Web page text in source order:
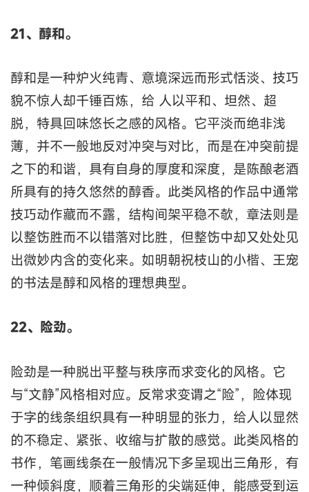
21、醇和。
醇和是一种炉火纯青、意境深远而形式恬淡、技巧
貌不惊人却千锤百炼，给 人以平和、坦然、超
脱，特具回味悠长之感的风格。它平淡而绝非浅
薄，并不一般地反对冲突与对比，而是在冲突前提
之下的和谐，具有自身的厚度和深度，是陈酿老酒
所具有的持久悠然的醇香。此类风格的作品中通常
技巧动作藏而不露，结构间架平稳不欹，章法则是
以整饬胜而不以错落对比胜，但整饬中却又处处见
出微妙内含的变化来。如明朝祝枝山的小楷、王宠
的书法是醇和风格的理想典型。
22、险劲。
险劲是一种脱出平整与秩序而求变化的风格。它
与“文静”风格相对应。反常求变谓之“险”，险体现
于字的线条组织具有一种明显的张力，给人以显然
的不稳定、紧张、收缩与扩散的感觉。此类风格的
书作，笔画线条在一般情况下多呈现出三角形，有
一种倾斜度，顺着三角形的尖端延伸，能感受到运